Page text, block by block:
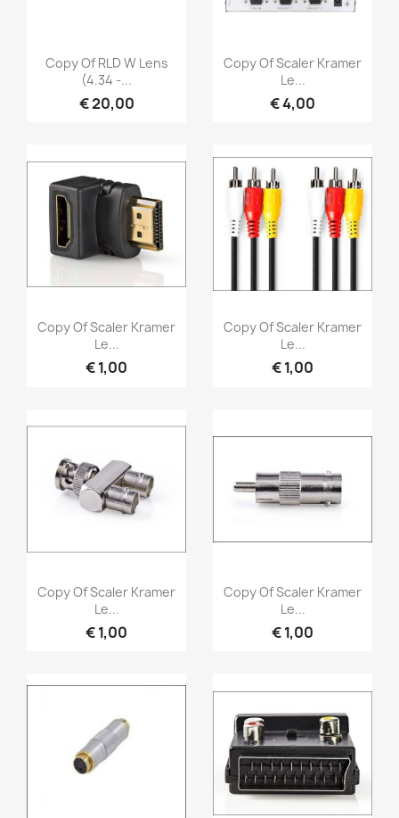
Snel bekijken
Copy Of RLD W Lens
(4.34 -...
€ 20,00
Snel bekijken
Copy Of Scaler Kramer
Le...
€ 4,00
Snel bekijken
Copy Of Scaler Kramer
Le...
€ 1,00
Snel bekijken
Copy Of Scaler Kramer
Le...
€ 1,00
Snel bekijken
Copy Of Scaler Kramer
Le...
€ 1,00
Snel bekijken
Copy Of Scaler Kramer
Le...
€ 1,00